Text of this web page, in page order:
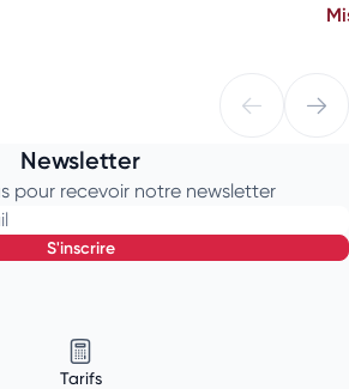
Newsletter
pour recevoir notre newsletter
s'inscrire
Tarifs